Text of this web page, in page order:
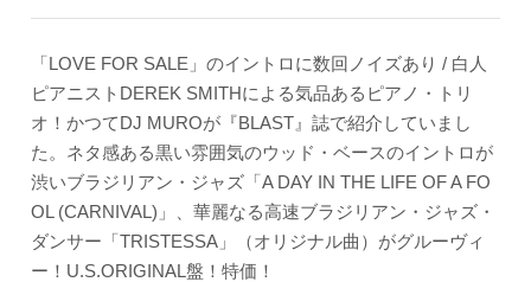
「LOVE FOR SALE」のイントロに数回ノイズあり / 白人
ピアニストDEREK SMITHによる気品あるピアノ・トリ
オ！かつてDJ MUROが『BLAST』誌で紹介していまし
た。ネタ感ある黒い雰囲気のウッド・ベースのイントロが
渋いブラジリアン・ジャズ「A DAY IN THE LIFE OF A FO
OL (CARNIVAL)」、華麗なる高速ブラジリアン・ジャズ・
ダンサー「TRISTESSA」（オリジナル曲）がグルーヴィ
ー！U.S.ORIGINAL盤！特価！